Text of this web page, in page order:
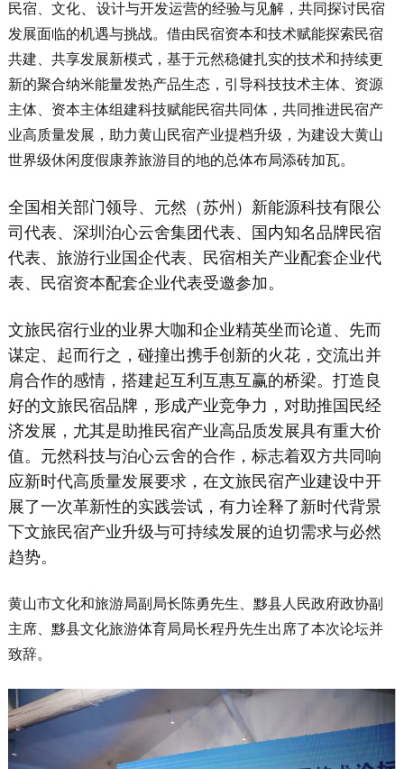
民宿、文化、 设计与开发运营的经验与见解，共同探讨民宿
发展面临的机遇与挑战。借由民宿资本和技术赋能探索民宿
共建、共享发展新模式，基于元然稳健扎实的技术和持续更
新的聚合纳米能量发热产品生态，引导科技技术主体、资源
主体、资本主体组建科技赋能民宿共同体，共同推进民宿产
业高质量发展，助力黄山民宿产业提档升级，为建设大黄山
世界级休闲度假康养旅游目的地的总体布局添砖加瓦。
全国相关部门领导、元然（苏州）新能源科技有限公
司代表、深圳泊心云舍集团代表、国内知名品牌民宿
代表、旅游行业国企代表、民宿相关产业配套企业代
表、民宿资本配套企业代表受邀参加。
文旅民宿行业的业界大咖和企业精英坐而论道、先而
谋定、起而行之，碰撞出携手创新的火花，交流出并
肩合作的感情，搭建起互利互惠互赢的桥梁。打造良
好的文旅民宿品牌，形成产业竞争力，对助推国民经
济发展，尤其是助推民宿产业高品质发展具有重大价
值。元然科技与泊心云舍的合作，标志着双方共同响
应新时代高质量发展要求，在文旅民宿产业建设中开
展了一次革新性的实践尝试，有力诠释了新时代背景
下文旅民宿产业升级与可持续发展的迫切需求与必然
趋势。
黄山市文化和旅游局副局长陈勇先生、黟县人民政府政协副
主席、黟县文化旅游体育局局长程丹先生出席了本次论坛并
致辞。